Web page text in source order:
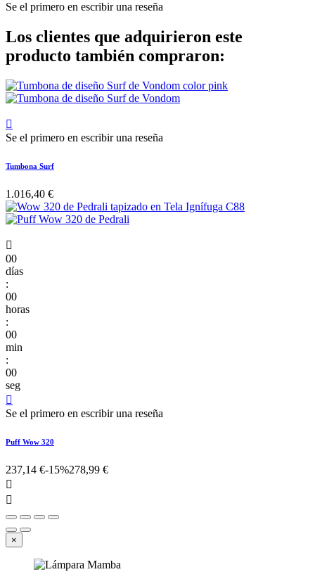
Se el primero en escribir una reseña
Los clientes que adquirieron este
producto también compraron:

Se el primero en escribir una reseña
Tumbona Surf
1.016,40 €

00
días
:
00
horas
:
00
min
:
00
seg

Se el primero en escribir una reseña
Puff Wow 320
237,14 €-15%278,99 €


×